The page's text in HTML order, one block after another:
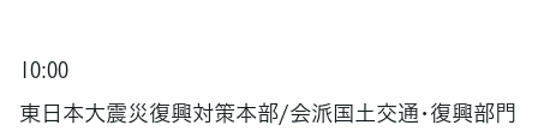
10:00
東日本大震災復興対策本部/会派国土交通･復興部門